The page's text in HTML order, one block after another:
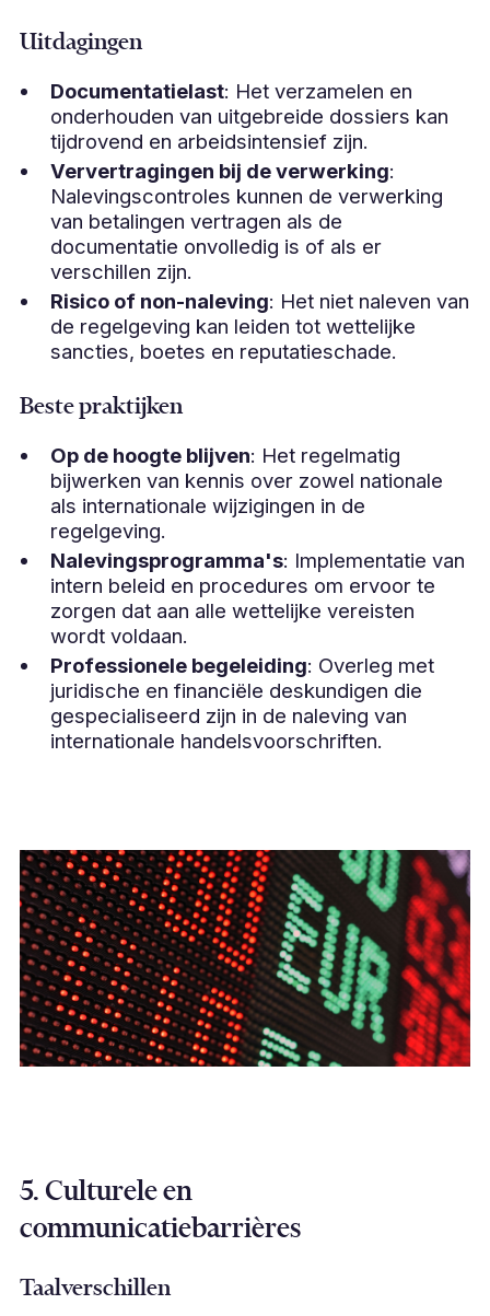
Uitdagingen
Documentatielast: Het verzamelen en
onderhouden van uitgebreide dossiers kan
tijdrovend en arbeidsintensief zijn.
Ververtragingen bij de verwerking:
Nalevingscontroles kunnen de verwerking
van betalingen vertragen als de
documentatie onvolledig is of als er
verschillen zijn.
Risico of non-naleving: Het niet naleven van
de regelgeving kan leiden tot wettelijke
sancties, boetes en reputatieschade.
Beste praktijken
Op de hoogte blijven: Het regelmatig
bijwerken van kennis over zowel nationale
als internationale wijzigingen in de
regelgeving.
Nalevingsprogramma's: Implementatie van
intern beleid en procedures om ervoor te
zorgen dat aan alle wettelijke vereisten
wordt voldaan.
Professionele begeleiding: Overleg met
juridische en financiële deskundigen die
gespecialiseerd zijn in de naleving van
internationale handelsvoorschriften.
5. Culturele en
communicatiebarrières
Taalverschillen